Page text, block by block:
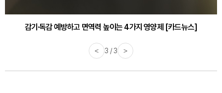
감기·독감 예방하고 면역력 높이는 4가지 영양제 [카드뉴스]
< 3 / 3 >